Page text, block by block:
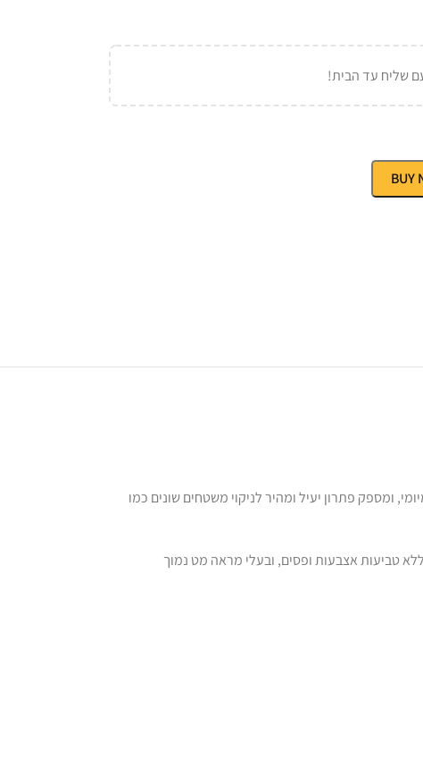
שליח עד הבית!
BUY
ומספק פתרון יעיל ומהיר לניקוי משטחים שונים כמו
טביעות אצבעות ופסים, ובעלי מראה מט נמוך